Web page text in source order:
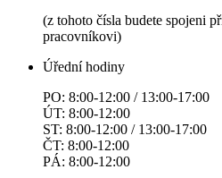
(z tohoto čísla budete spojeni
pracovníkovi)
Úřední hodiny
PO: 8:00-12:00 / 13:00-17:00
ÚT: 8:00-12:00
ST: 8:00-12:00 / 13:00-17:00
ČT: 8:00-12:00
PÁ: 8:00-12:00